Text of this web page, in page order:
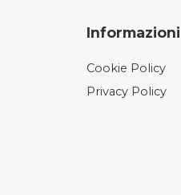
Informazioni
Cookie Policy
Privacy Policy